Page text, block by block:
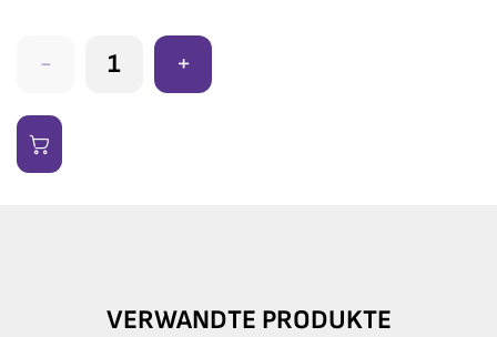
- +
VERWANDTE PRODUKTE